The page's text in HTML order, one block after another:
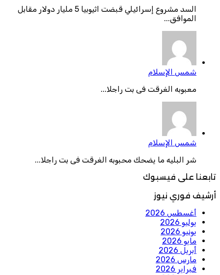
السد مشروع إسرائيلي قبضت اثيوبيا 5 مليار دولار مقابل
الموافق...
شمس الإسلام
معبوبه الغرقت فى بت راجلا...
شمس الإسلام
شر البليه ما يضحك محبوبه الغرقت فى بت راجلا...
تابعنا على فيسبوك
أرشيف فوري نيوز
أغسطس 2026
يوليو 2026
يونيو 2026
مايو 2026
أبريل 2026
مارس 2026
فبراير 2026